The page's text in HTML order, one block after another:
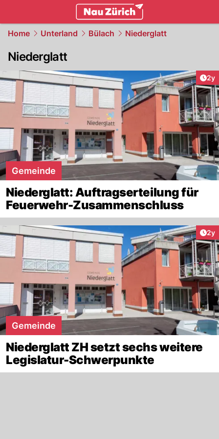
Home Unterland Bülach Niederglatt
Niederglatt
2y
Gemeinde
Niederglatt: Auftragserteilung für
Feuerwehr-Zusammenschluss
2y
Gemeinde
Niederglatt ZH setzt sechs weitere
Legislatur-Schwerpunkte